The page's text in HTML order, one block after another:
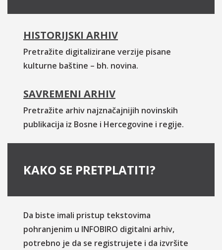
HISTORIJSKI ARHIV
Pretražite digitalizirane verzije pisane
kulturne baštine – bh. novina.
SAVREMENI ARHIV
Pretražite arhiv najznačajnijih novinskih
publikacija iz Bosne i Hercegovine i regije.
KAKO SE PRETPLATITI?
Da biste imali pristup tekstovima
pohranjenim u INFOBIRO digitalni arhiv,
potrebno je da se registrujete i da izvršite